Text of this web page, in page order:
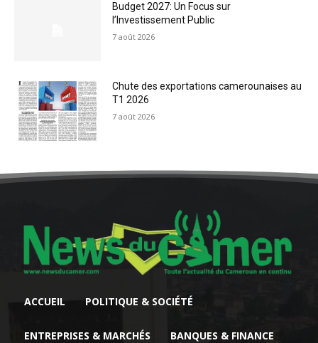
Budget 2027: Un Focus sur
l’Investissement Public
7 août 2026
Chute des exportations camerounaises au
T1 2026
7 août 2026
ACCUEIL POLITIQUE & SOCIÉTÉ
ENTREPRISES & MARCHÉS BANQUES & FINANCE